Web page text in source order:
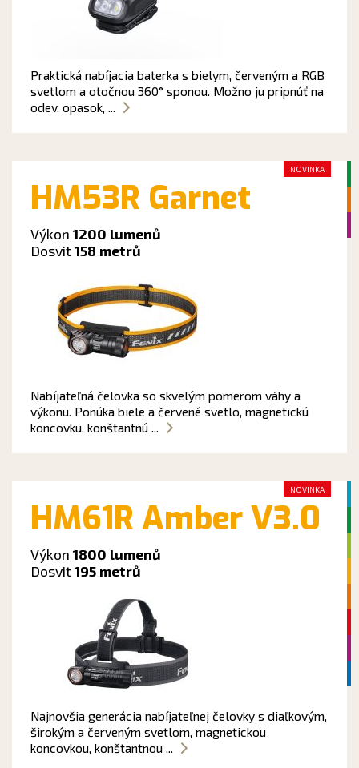
Praktická nabíjacia baterka s bielym, červeným a RGB
svetlom a otočnou 360° sponou. Možno ju pripnúť na
odev, opasok, ...
HM53R Garnet
Výkon 1200 lumenů
Dosvit158 metrů
Nabíjateľná čelovka so skvelým pomerom váhy a
výkonu. Ponúka biele a červené svetlo, magnetickú
koncovku, konštantnú ...
NOVINKA
HM61R Amber V3.0
Výkon 1800 lumenů
Dosvit195 metrů
Najnovšia generácia nabíjateľnej čelovky s diaľkovým,
širokým a červeným svetlom, magnetickou
koncovkou, konštantnou ...
NOVINKA